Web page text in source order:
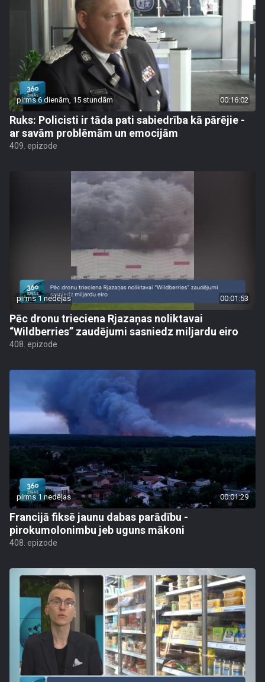
pirms 6 dienām, 15 stundām 00:16:02
Ruks: Policisti ir tāda pati sabiedrība kā pārējie -
ar savām problēmām un emocijām
409. epizode
pirms 1 nedēļas 00:01:53
Pēc dronu trieciena Rjazaņas noliktavai
“Wildberries” zaudējumi sasniedz miljardu eiro
408. epizode
pirms 1 nedēļas 00:01:29
Francijā fiksē jaunu dabas parādību -
pirokumolonimbu jeb uguns mākoni
408. epizode